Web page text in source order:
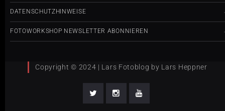
DATENSCHUTZHINWEISE
FOTOWORKSHOP NEWSLETTER ABONNIEREN
Copyright © 2024 | Lars Fotoblog by Lars Heppner